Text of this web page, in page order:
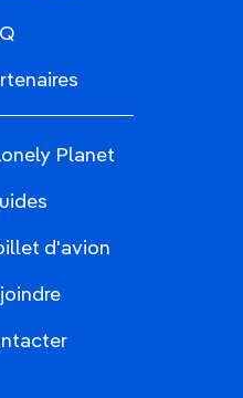
Planet
d'avion